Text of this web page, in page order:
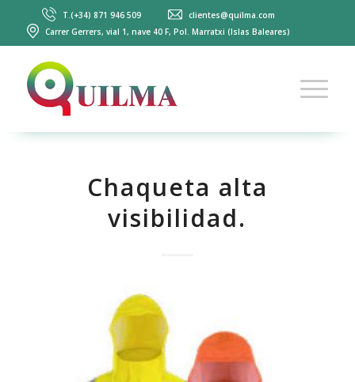
T.(+34) 871 946 509
clientes@quilma.com
Carrer Gerrers, vial 1, nave 40 F, Pol. Marratxi (Islas Baleares)
Chaqueta alta
visibilidad.